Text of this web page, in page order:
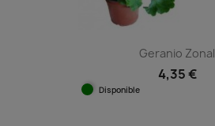
Geranio Zonal
4,35 €
Disponible